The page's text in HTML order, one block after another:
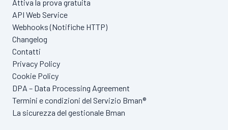
Attiva la prova gratuita
API Web Service
Webhooks (Notifiche HTTP)
Changelog
Contatti
Privacy Policy
Cookie Policy
DPA – Data Processing Agreement
Termini e condizioni del Servizio Bman®
La sicurezza del gestionale Bman